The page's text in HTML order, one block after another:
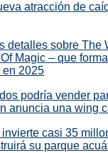
atracción de
detalles sobre The
Magic – que
en 2025
podría vender
anuncia una wing
casi 35
su parque